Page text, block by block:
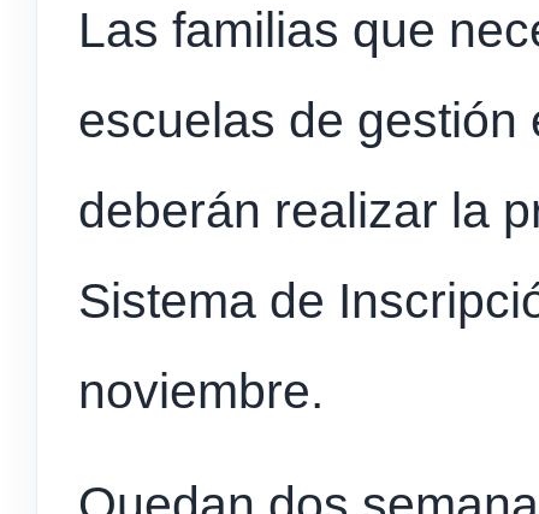
Las familias que
escuelas de gestión
deberán realizar la
Sistema de
noviembre.